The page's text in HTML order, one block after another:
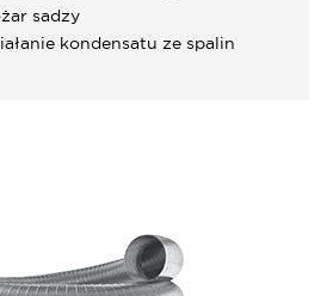
sadzy
kondensatu ze spalin